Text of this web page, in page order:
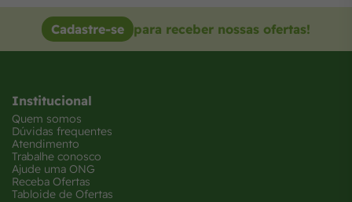
Cadastre-se para receber nossas ofertas!
Institucional
Quem somos
Dúvidas frequentes
Atendimento
Trabalhe conosco
Ajude uma ONG
Receba Ofertas
Tabloide de Ofertas